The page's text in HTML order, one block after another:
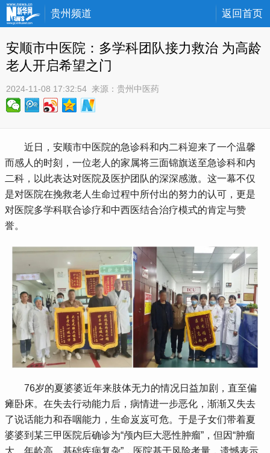
贵州频道 返回首页
安顺市中医院：多学科团队接力救治 为高龄
老人开启希望之门
2024-11-08 17:32:54 来源： 贵州中医药
近日，安顺市中医院的急诊科和内二科迎来了一个温馨
而感人的时刻，一位老人的家属将三面锦旗送至急诊科和内
二科，以此表达对医院及医护团队的深深感激。这一幕不仅
是对医院在挽救老人生命过程中所付出的努力的认可，更是
对医院多学科联合诊疗和中西医结合治疗模式的肯定与赞
誉。
76岁的夏婆婆近年来肢体无力的情况日益加剧，直至偏
瘫卧床。在失去行动能力后，病情进一步恶化，渐渐又失去
了说话能力和吞咽能力，生命岌岌可危。于是子女们带着夏
婆婆到某三甲医院后确诊为“颅内巨大恶性肿瘤”，但因“肿瘤